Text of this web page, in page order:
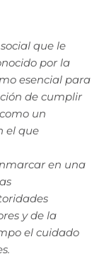
que le
por la
esencial para
de cumplir
un
el que
en una
y de la
el cuidado